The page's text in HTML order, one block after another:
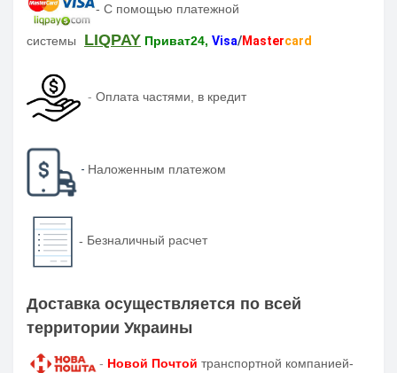
- С помощью платежной
системы LIQPAY Приват24, Visa/Mastercard
- Оплата частями, в кредит
- Наложенным платежом
- Безналичный расчет
Доставка осуществляется по всей
территории Украины
- Новой Почтой транспортной компанией-